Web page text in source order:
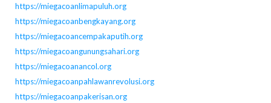
https://miegacoanlimapuluh.org
https://miegacoanbengkayang.org
https://miegacoancempakaputih.org
https://miegacoangunungsahari.org
https://miegacoanancol.org
https://miegacoanpahlawanrevolusi.org
https://miegacoanpakerisan.org